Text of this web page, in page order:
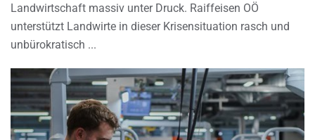
Landwirtschaft massiv unter Druck. Raiffeisen OÖ
unterstützt Landwirte in dieser Krisensituation rasch und
unbürokratisch